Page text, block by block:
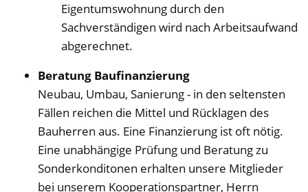
Eigentumswohnung durch den
Sachverständigen wird nach Arbeitsaufwand
abgerechnet.
Beratung Baufinanzierung
Neubau, Umbau, Sanierung - in den seltensten
Fällen reichen die Mittel und Rücklagen des
Bauherren aus. Eine Finanzierung ist oft nötig.
Eine unabhängige Prüfung und Beratung zu
Sonderkonditonen erhalten unsere Mitglieder
bei unserem Kooperationspartner, Herrn